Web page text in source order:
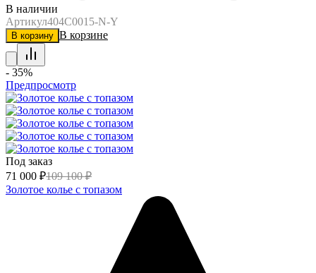
В наличии
Артикул404C0015-N-Y
В корзину В корзине
- 35%
Предпросмотр
Под заказ
71 000 ₽109 100 ₽
Золотое колье с топазом